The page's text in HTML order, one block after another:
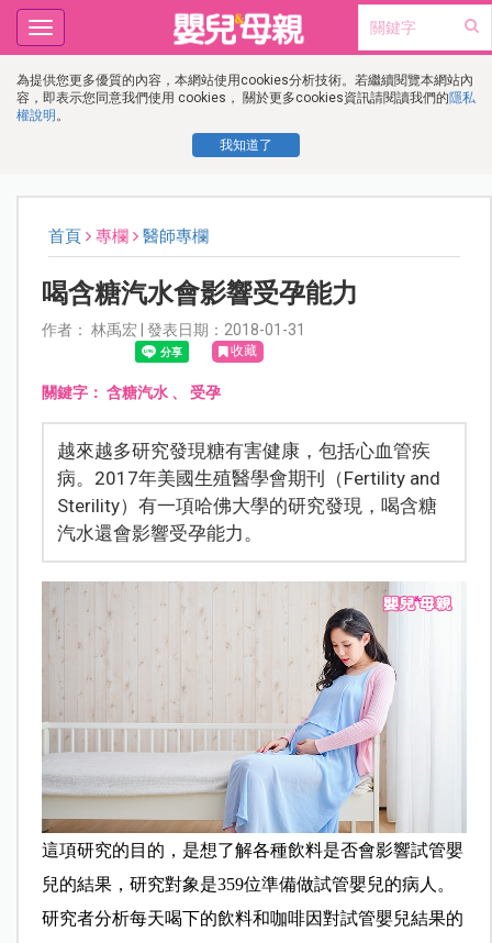
為提供您更多優質的內容，本網站使用cookies分析技術。若繼續閱覽本網站內
容，即表示您同意我們使用 cookies， 關於更多cookies資訊請閱讀我們的隱私
權說明 。
我知道了
Toggle
navigation
首頁 專欄 醫師專欄
喝含糖汽水會影響受孕能力
作者： 林禹宏 | 發表日期：2018-01-31
收藏
關鍵字： 含糖汽水、 受孕
越來越多研究發現糖有害健康，包括心血管疾
病。2017年美國生殖醫學會期刊（Fertility and
Sterility）有一項哈佛大學的研究發現，喝含糖
汽水還會影響受孕能力。
這項研究的目的，是想了解各種飲料是否會影響試管嬰
兒的結果，研究對象是359位準備做試管嬰兒的病人。
研究者分析每天喝下的飲料和咖啡因對試管嬰兒結果的